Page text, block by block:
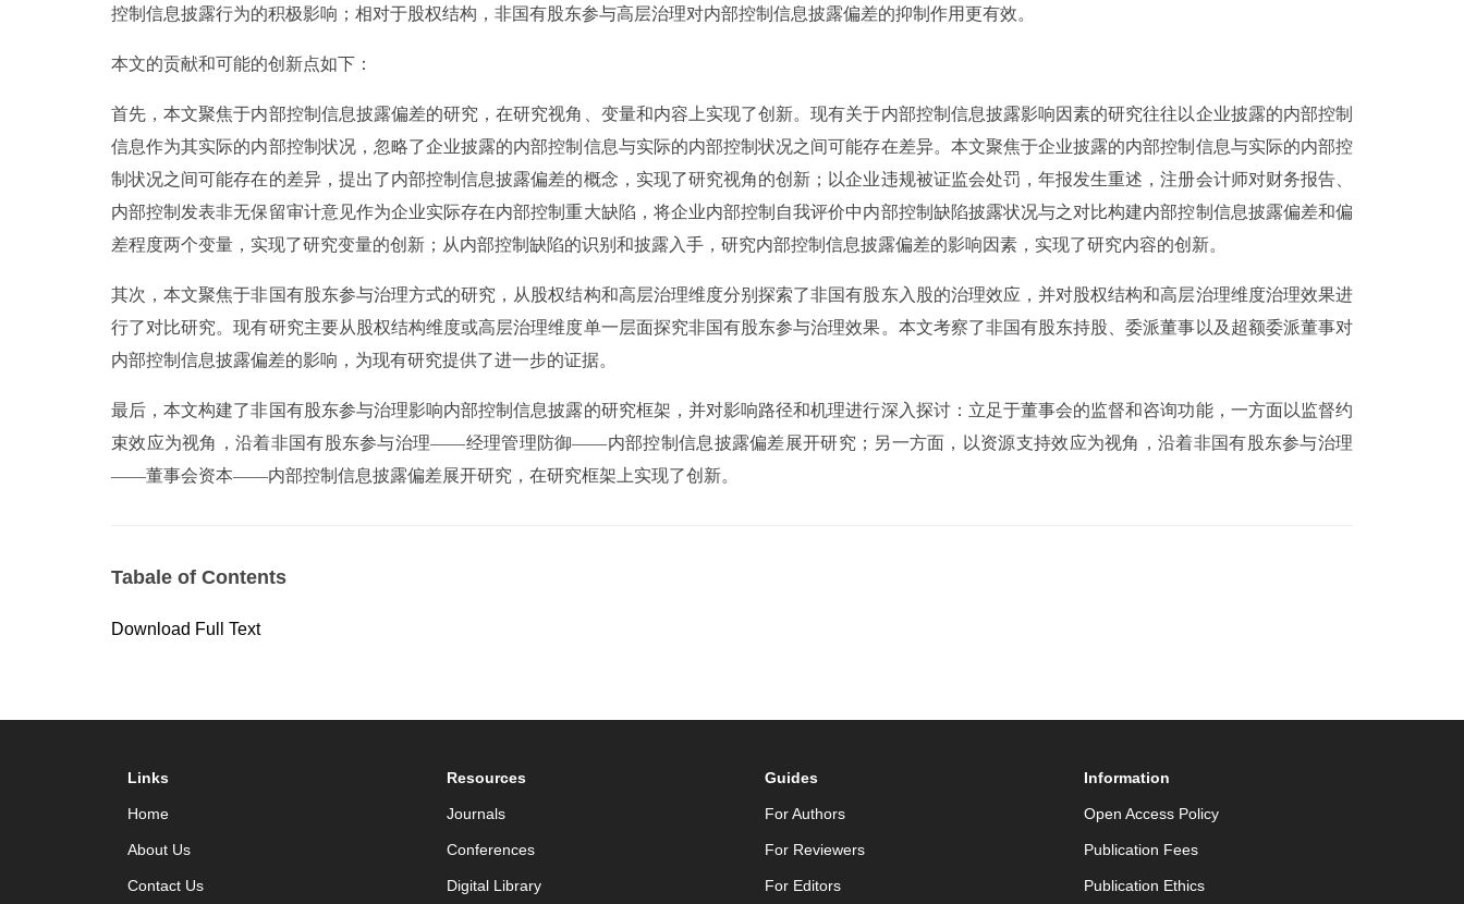
控制信息披露行为的积极影响；相对于股权结构，非国有股东参与高层治理对内部控制信息披露偏差的抑制作用更有效。
本文的贡献和可能的创新点如下：
首先，本文聚焦于内部控制信息披露偏差的研究，在研究视角、变量和内容上实现了创新。现有关于内部控制信息披露影响因素的研究往往以企业披露的内部控制
信息作为其实际的内部控制状况，忽略了企业披露的内部控制信息与实际的内部控制状况之间可能存在差异。本文聚焦于企业披露的内部控制信息与实际的内部控
制状况之间可能存在的差异，提出了内部控制信息披露偏差的概念，实现了研究视角的创新；以企业违规被证监会处罚，年报发生重述，注册会计师对财务报告、
内部控制发表非无保留审计意见作为企业实际存在内部控制重大缺陷，将企业内部控制自我评价中内部控制缺陷披露状况与之对比构建内部控制信息披露偏差和偏
差程度两个变量，实现了研究变量的创新；从内部控制缺陷的识别和披露入手，研究内部控制信息披露偏差的影响因素，实现了研究内容的创新。
其次，本文聚焦于非国有股东参与治理方式的研究，从股权结构和高层治理维度分别探索了非国有股东入股的治理效应，并对股权结构和高层治理维度治理效果进
行了对比研究。现有研究主要从股权结构维度或高层治理维度单一层面探究非国有股东参与治理效果。本文考察了非国有股东持股、委派董事以及超额委派董事对
内部控制信息披露偏差的影响，为现有研究提供了进一步的证据。
最后，本文构建了非国有股东参与治理影响内部控制信息披露的研究框架，并对影响路径和机理进行深入探讨：立足于董事会的监督和咨询功能，一方面以监督约
束效应为视角，沿着非国有股东参与治理——经理管理防御——内部控制信息披露偏差展开研究；另一方面，以资源支持效应为视角，沿着非国有股东参与治理
——董事会资本——内部控制信息披露偏差展开研究，在研究框架上实现了创新。
Tabale of Contents
Download Full Text
Links
Home
About Us
Contact Us
Resources
Journals
Conferences
Digital Library
Guides
For Authors
For Reviewers
For Editors
Information
Open Access Policy
Publication Fees
Publication Ethics